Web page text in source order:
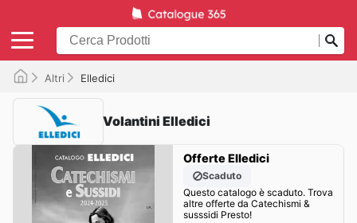
Altri Elledici
Volantini Elledici
Offerte Elledici
Scaduto
Questo catalogo è scaduto. Trova
altre offerte da Catechismi &
susssidi Presto!